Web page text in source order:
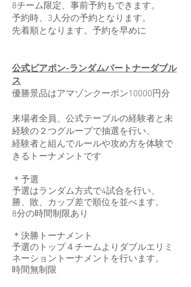
8チーム限定、事前予約もできます。
予約時、3人分の予約となります。
先着順となります。予約を早めに
公式ビアポン-ランダムパートナーダブル
ス
優勝景品はアマゾンクーポン10000円分
来場者全員、公式テーブルの経験者と未
経験の２つグループで抽選を行い、
経験者と組んでルールや攻め方を体験で
きるトーナメントです
＊予選
予選はランダム方式で4試合を行い、
勝、敗、カップ差で順位を並べます。
8分の時間制限あり
＊決勝トーナメント
予選のトップ４チームよりダブルエリミ
ネーショントーナメントを行います。
時間無制限